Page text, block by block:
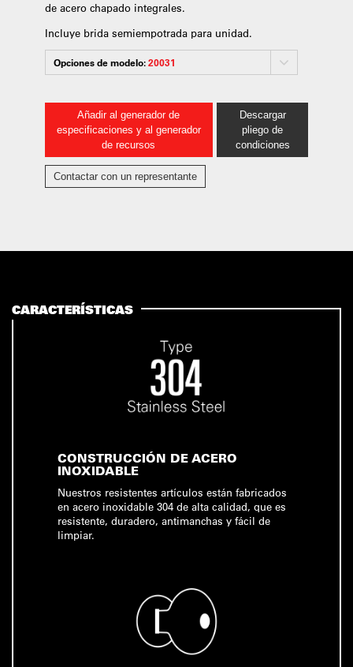
de acero chapado integrales.
Incluye brida semiempotrada para unidad.
Opciones de modelo:20031
Añadir al generador de
especificaciones y al generador
de recursos
Descargar
pliego de
condiciones
Contactar con un representante
CARACTERÍSTICAS
CONSTRUCCIÓN DE ACERO
INOXIDABLE
Nuestros resistentes artículos están fabricados
en acero inoxidable 304 de alta calidad, que es
resistente, duradero, antimanchas y fácil de
limpiar.